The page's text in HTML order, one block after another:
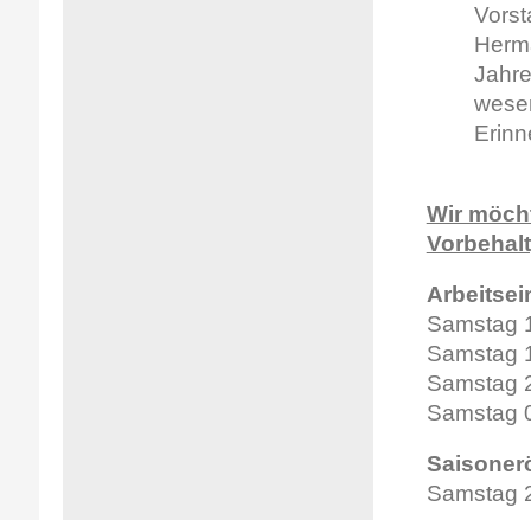
Wir
Samstag
Samstag
Samstag
Samstag
Samstag